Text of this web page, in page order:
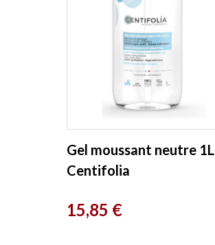
Gel moussant neutre 1L
Centifolia
Prix
15,85 €